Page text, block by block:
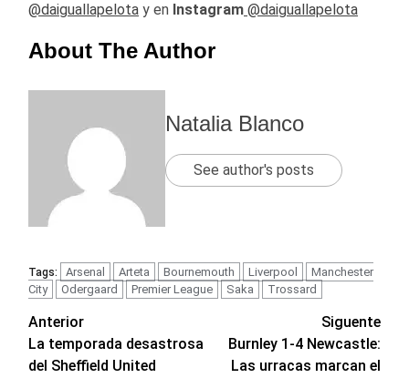
@daiguallapelota y en Instagram @daiguallapelota
About The Author
Natalia Blanco
See author's posts
Tags: Arsenal Arteta Bournemouth Liverpool
Manchester
City
Odergaard Premier League Saka Trossard
Navegación
de
Anterior
La temporada desastrosa
del Sheffield United
Siguente
Burnley 1-4 Newcastle:
Las urracas marcan el